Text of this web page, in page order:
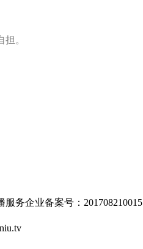
。
服务企业备案号：201708210015